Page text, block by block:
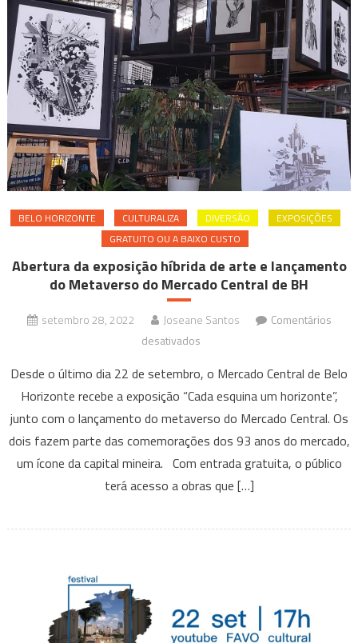
dezembro
BELO HORIZONTE CULTURALIZA DIVERSÃO
EXPOSIÇÕES
GRATUITO OU A BAIXO CUSTO
Abertura da exposição híbrida de arte e lançamento
do Metaverso do Mercado Central de BH
setembro 28, 2022 Joseane Santos
Comentários
desativados
da
exposição
híbrida
de
arte
e
de
Desde o último dia 22 de setembro, o Mercado Central de Belo
Horizonte recebe a exposição “Cada esquina um horizonte”,
junto com o lançamento do metaverso do Mercado Central. Os
dois fazem parte das comemorações dos 93 anos do mercado,
um ícone da capital mineira. Com entrada gratuita, o público
terá acesso a obras que […]